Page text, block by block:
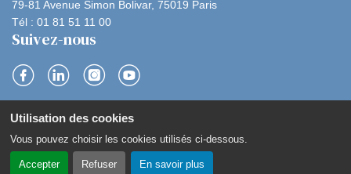
Utilisation des cookies
Vous pouvez choisir les cookies utilisés ci-dessous.
Accepter Refuser En savoir plus
79-81 Avenue Simon Bolivar, 75019 Paris
Tél : 01 81 51 11 00
Suivez-nous
S
u
i
S
u
i
S
u
i
S
u
i
Navigation
sous
pied
Contact Plan du site
Politique de confidentialité
Mentions légales
Gestion des cookies